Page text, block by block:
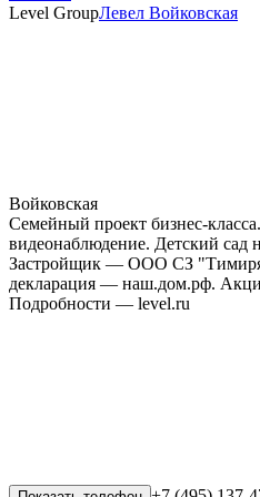
Level GroupЛевел Войковская
Войковская
Семейный проект бизнес-
видеонаблюдение. Детский сад
Застройщик — ООО СЗ
декларация — наш.дом.рф.
Подробности — level.ru